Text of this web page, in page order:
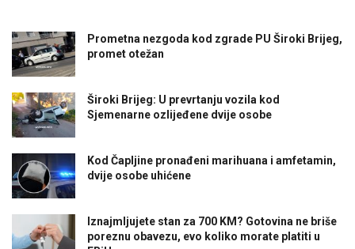
Prometna nezgoda kod zgrade PU Široki Brijeg,
promet otežan
Široki Brijeg: U prevrtanju vozila kod
Sjemenarne ozlijeđene dvije osobe
Kod Čapljine pronađeni marihuana i amfetamin,
dvije osobe uhićene
Iznajmljujete stan za 700 KM? Gotovina ne briše
poreznu obavezu, evo koliko morate platiti u